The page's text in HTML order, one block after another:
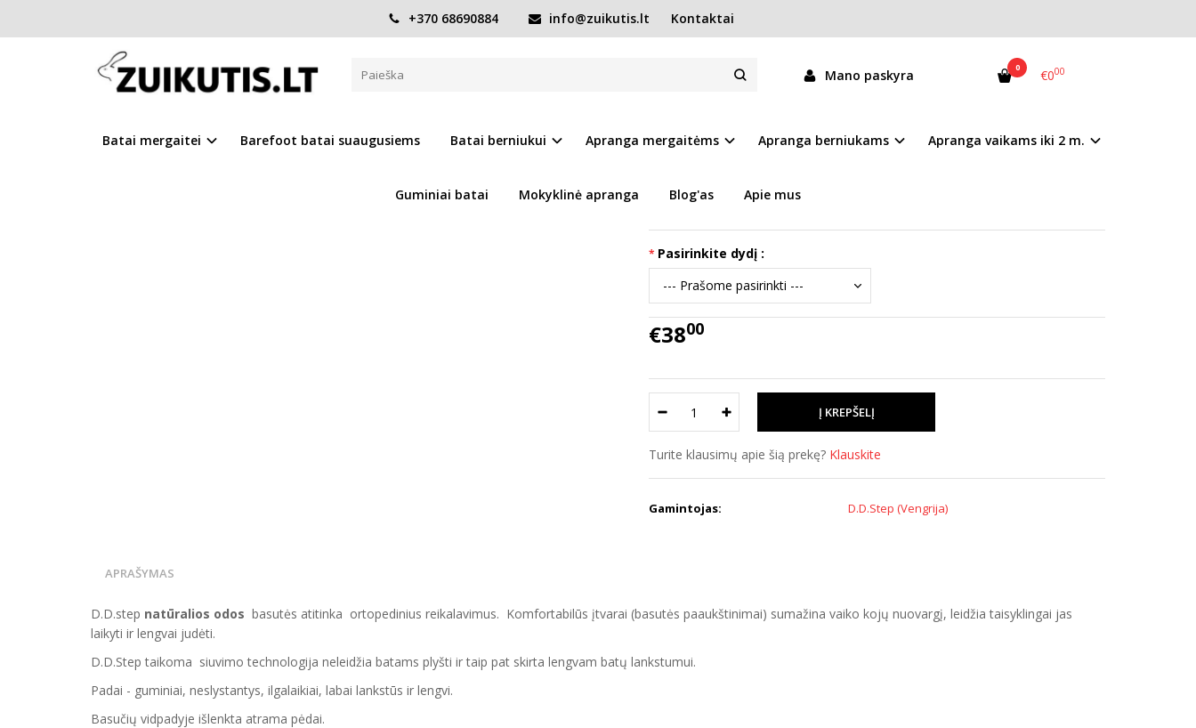
+370 68690884 info@zuikutis.lt Kontaktai
Mano paskyra 0 €000
Batai mergaitei Barefoot batai suaugusiems Batai berniukui Apranga mergaitėms Apranga berniukams Apranga vaikams iki 2 m.
Guminiai batai Mokyklinė apranga Blog'as Apie mus
Pagrindinis D.D.Step batai mergaitėms Rudos basutės 26-31 d. G064-61849M
RUDOS BASUTĖS 26-31 D. G064-61849M
Į PALYGINIMĄ Į NORŲ SĄRAŠĄ
Prekės kodas:
15832-G064-61849M
Tikslūs batų išmatavimai nurodyti prekės aprašyme.
Pasirinkite dydį :
€3800
Turite klausimų apie šią prekę? Klauskite
Gamintojas: D.D.Step (Vengrija)
APRAŠYMAS
D.D.step natūralios odos basutės atitinka ortopedinius reikalavimus. Komfortabilūs įtvarai (basutės paaukštinimai) sumažina vaiko kojų nuovargį, leidžia taisyklingai jas
laikyti ir lengvai judėti.
D.D.Step taikoma siuvimo technologija neleidžia batams plyšti ir taip pat skirta lengvam batų lankstumui.
Padai - guminiai, neslystantys, ilgalaikiai, labai lankstūs ir lengvi.
Basučių vidpadyje išlenkta atrama pėdai.